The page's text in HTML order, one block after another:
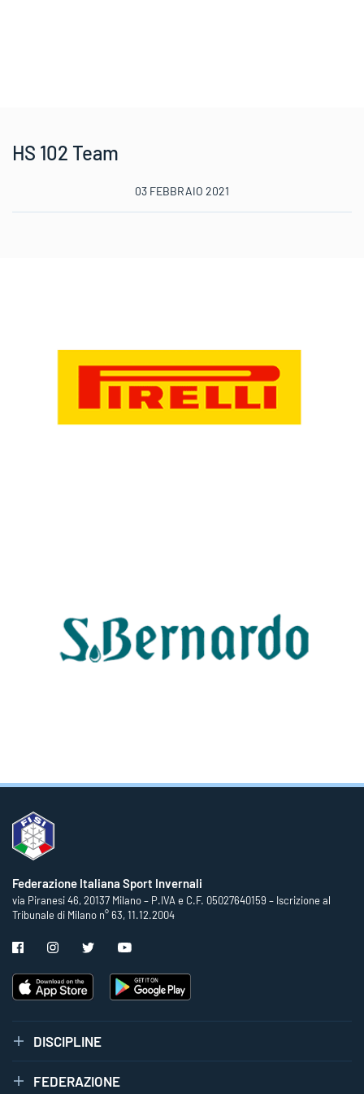
HS 102 Team
03 FEBBRAIO 2021
Federazione Italiana Sport Invernali
via Piranesi 46, 20137 Milano – P.IVA e C.F. 05027640159 – Iscrizione al
Tribunale di Milano n° 63, 11.12.2004
DISCIPLINE
FEDERAZIONE